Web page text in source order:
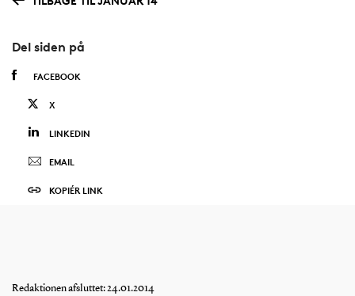
Del siden på
FACEBOOK
X
LINKEDIN
EMAIL
KOPIÉR LINK
Redaktionen afsluttet: 24.01.2014